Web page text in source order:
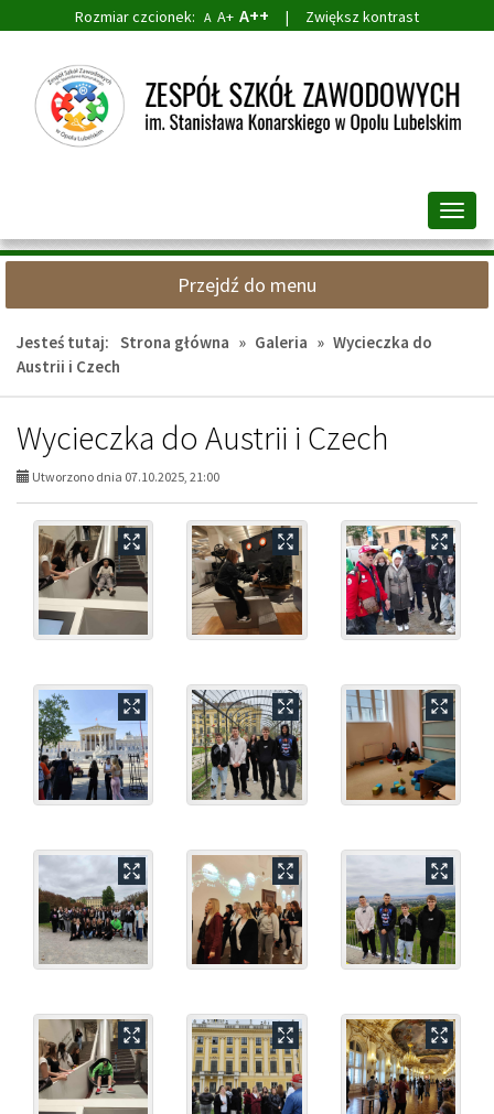
głównej
treści
wyszukiwarki
Rozmiar czcionek: A A+ A++ | Zwiększ kontrast
Przejdź do menu
Jesteś tutaj: Strona główna » Galeria » Wycieczka do
Austrii i Czech
Wycieczka do Austrii i Czech
Utworzono dnia 07.10.2025, 21:00